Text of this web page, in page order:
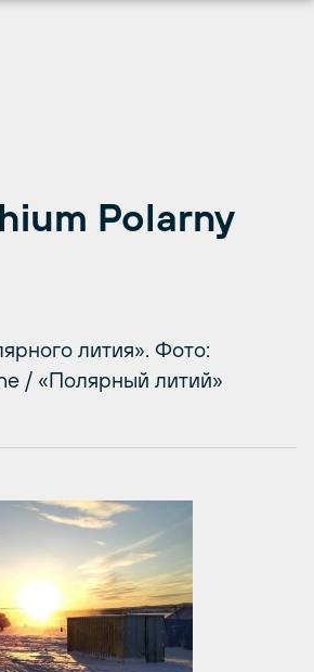
Polarny
лития». Фото:
/ «Полярный литий»